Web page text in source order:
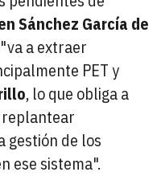
Sánchez García de
a extraer
PET y
, lo que obliga a
gestión de los
ese sistema".